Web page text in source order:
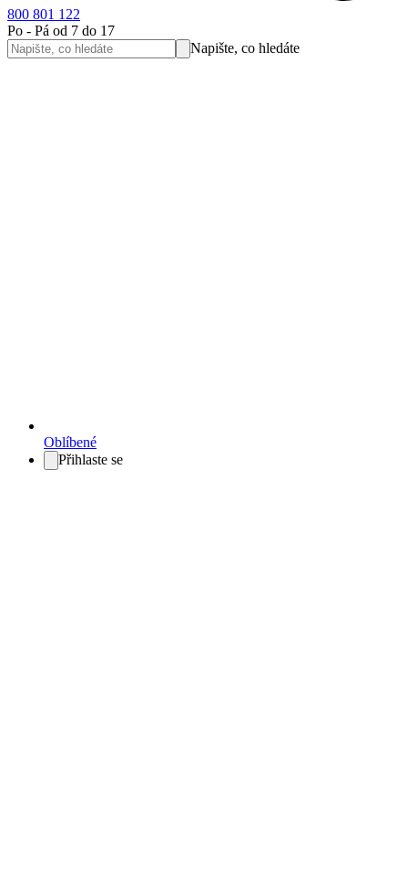
800 801 122
Po - Pá od 7 do 17
Napište, co hledáte
Oblíbené
Přihlaste se